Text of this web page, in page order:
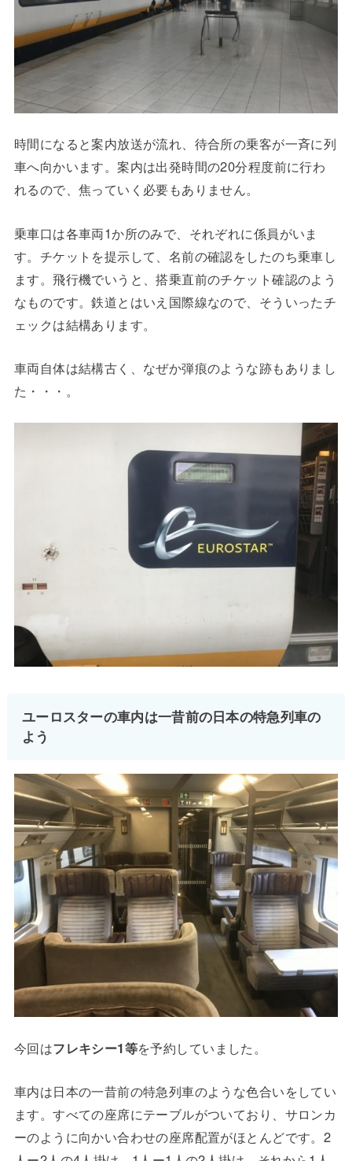
時間になると案内放送が流れ、待合所の乗客が一斉に列
車へ向かいます。案内は出発時間の20分程度前に行わ
れるので、焦っていく必要もありません。
乗車口は各車両1か所のみで、それぞれに係員がいま
す。チケットを提示して、名前の確認をしたのち乗車し
ます。飛行機でいうと、搭乗直前のチケット確認のよう
なものです。鉄道とはいえ国際線なので、そういったチ
ェックは結構あります。
車両自体は結構古く、なぜか弾痕のような跡もありまし
た・・・。
ユーロスターの車内は一昔前の日本の特急列車の
よう
今回はフレキシー1等を予約していました。
車内は日本の一昔前の特急列車のような色合いをしてい
ます。すべての座席にテーブルがついており、サロンカ
ーのように向かい合わせの座席配置がほとんどです。2